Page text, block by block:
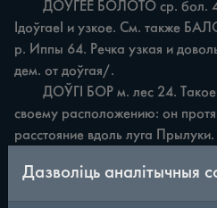
ІдоўгаеІ и узкое. См. также
р. Иппы 64. Речка узкая и
дем. от доўгая/.
своему расположению: он
расстояние вдоль луга
	ДОЎГІ БРОД м. 113, дор. 44, бол. 29. На территории
объектов имеются броды: они
Дазволіць аналітычныя